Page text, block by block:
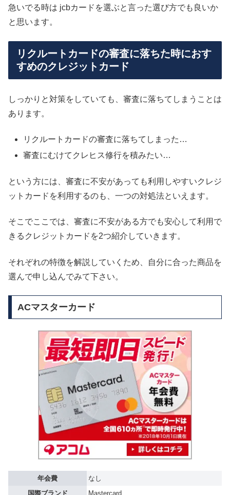
急いでる時は jcbカードを選ぶと言った選び方でも良いか
と思います。
リクルートカードの審査に落ちた時におす
すめのクレジットカード
しっかりと対策をしていても、審査に落ちてしまうことは
あります。
リクルートカードの審査に落ちてしまった…
審査にむけてクレヒス修行を積みたい…
という方には、審査に不安があっても利用しやすいクレジ
ットカードを利用するのも、一つの対処法といえます。
そこでここでは、審査に不安がある方でも安心して利用で
きるクレジットカードを2つ紹介していきます。
それぞれの特徴を解説していくため、自分に合った商品を
選んで申し込んでみて下さい。
ACマスターカード
年会費
なし
国際ブランド
Mastercard